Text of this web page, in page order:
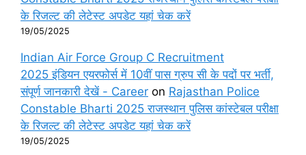
के रिजल्ट की लेटेस्ट अपडेट यहां चेक करें
19/05/2025
Indian Air Force Group C Recruitment
2025 इंडियन एयरफोर्स में 10वीं पास ग्रुप सी के पदों पर भर्ती,
संपूर्ण जानकारी देखें - Career on Rajasthan Police
Constable Bharti 2025 राजस्थान पुलिस कांस्टेबल परीक्षा
के रिजल्ट की लेटेस्ट अपडेट यहां चेक करें
19/05/2025